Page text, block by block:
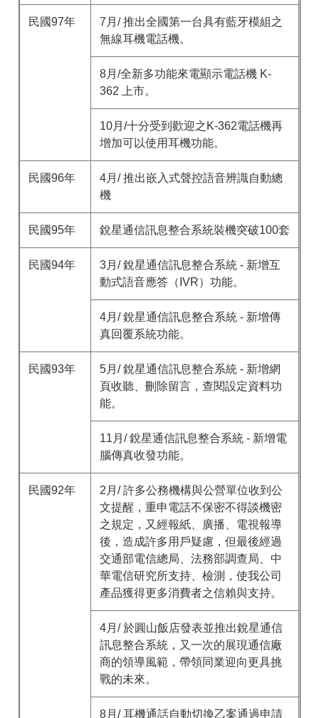
民國97年
7月/ 推出全國第一台具有藍牙模組之
無線耳機電話機。
8月/全新多功能來電顯示電話機 K-
362 上市。
10月/十分受到歡迎之K-362電話機再
增加可以使用耳機功能。
民國96年
4月/ 推出嵌入式聲控語音辨識自動總
機
民國95年 銳星通信訊息整合系統裝機突破100套
民國94年
3月/ 銳星通信訊息整合系統 - 新增互
動式語音應答（IVR）功能。
4月/ 銳星通信訊息整合系統 - 新增傳
真回覆系統功能。
民國93年
5月/ 銳星通信訊息整合系統 - 新增網
頁收聽、刪除留言，查閱設定資料功
能。
11月/ 銳星通信訊息整合系統 - 新增電
腦傳真收發功能。
民國92年
2月/ 許多公務機構與公營單位收到公
文提醒，重申電話不保密不得談機密
之規定，又經報紙、廣播、電視報導
後，造成許多用戶疑慮，但最後經過
交通部電信總局、法務部調查局、中
華電信研究所支持、檢測，使我公司
產品獲得更多消費者之信賴與支持。
4月/ 於圓山飯店發表並推出銳星通信
訊息整合系統，又一次的展現通信廠
商的領導風範，帶領同業迎向更具挑
戰的未來。
8月/ 耳機通話自動切換乙案通過申請